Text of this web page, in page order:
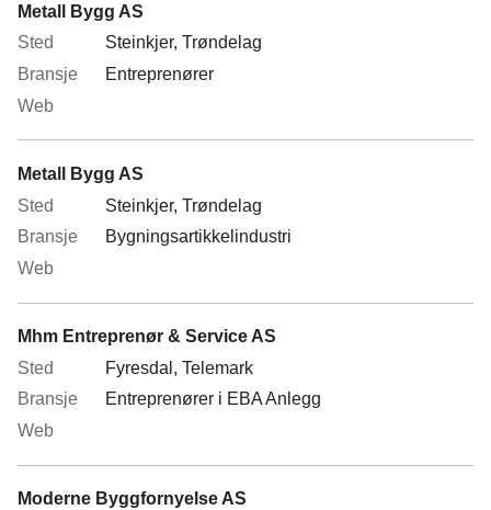
Metall Bygg AS
Steinkjer, Trøndelag
Entreprenører
Metall Bygg AS
Steinkjer, Trøndelag
Bygningsartikkelindustri
Mhm Entreprenør & Service AS
Fyresdal, Telemark
Entreprenører i EBA Anlegg
Moderne Byggfornyelse AS